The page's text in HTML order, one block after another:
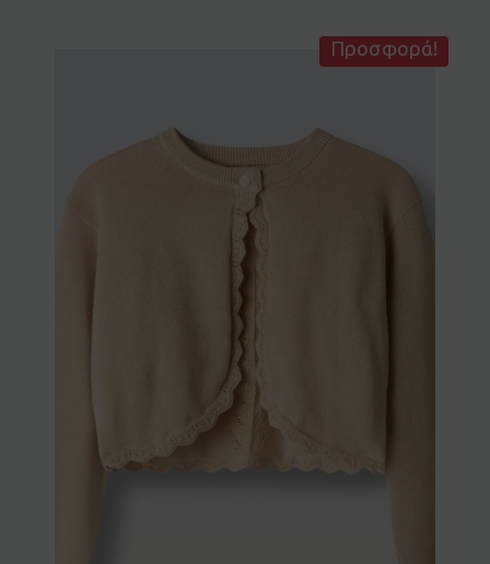
Προσφορά!